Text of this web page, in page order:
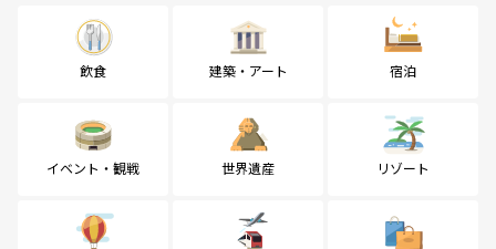
飲食 建築・アート 宿泊
イベント・観戦 世界遺産 リゾート